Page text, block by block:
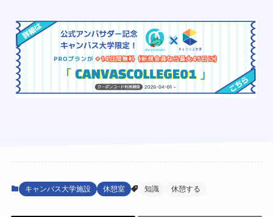
キャンバス大学施設 休憩室 知識 休憩する